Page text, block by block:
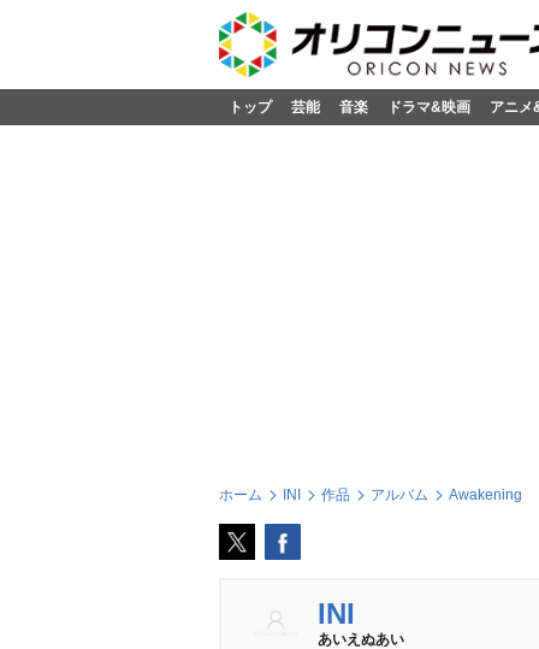
トップ 芸能 音楽 ドラマ&映画 アニメ
ホーム INI 作品 アルバム Awakening
INI
あいえぬあい